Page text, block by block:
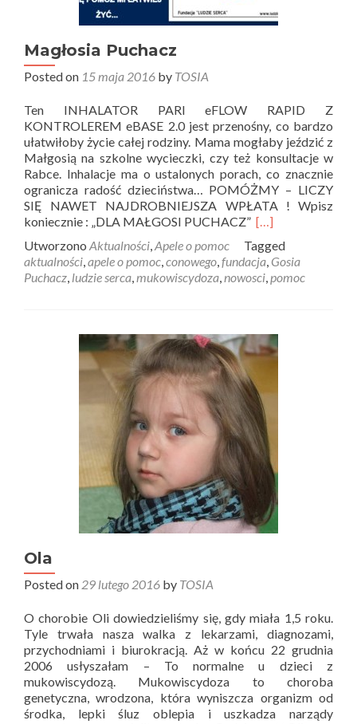
Magłosia Puchacz
Posted on 15 maja 2016 by TOSIA
Ten INHALATOR PARI eFLOW RAPID Z
KONTROLEREM eBASE 2.0 jest przenośny, co bardzo
ułatwiłoby życie całej rodziny. Mama mogłaby jeździć z
Małgosią na szkolne wycieczki, czy też konsultacje w
Rabce. Inhalacje ma o ustalonych porach, co znacznie
ogranicza radość dzieciństwa… POMÓŻMY – LICZY
SIĘ NAWET NAJDROBNIEJSZA WPŁATA ! Wpisz
koniecznie : „DLA MAŁGOSI PUCHACZ” […]
Utworzono Aktualności,Apele o pomoc
Tagged
aktualności,apele o pomoc,conowego,fundacja, Gosia
Puchacz, ludzie serca,mukowiscydoza,nowosci,pomoc
Ola
Posted on 29 lutego 2016 by TOSIA
O chorobie Oli dowiedzieliśmy się, gdy miała 1,5 roku.
Tyle trwała nasza walka z lekarzami, diagnozami,
przychodniami i biurokracją. Aż w końcu 22 grudnia
2006 usłyszałam – To normalne u dzieci z
mukowiscydozą. Mukowiscydoza to choroba
genetyczna, wrodzona, która wyniszcza organizm od
środka, lepki śluz oblepia i uszkadza narządy